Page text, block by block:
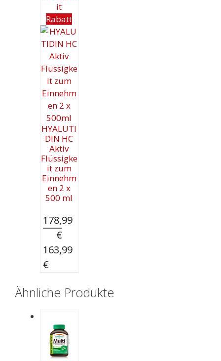
Rabatt
HYALUTI
DIN HC
Aktiv
Flüssigke
it zum
Einnehm
en 2 x
500 ml
178,99
€
Ursprünglicher
Preis
163,99
€Aktueller
ist:
163,99 €.
Ähnliche Produkte